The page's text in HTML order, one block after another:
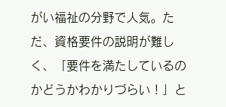
がい福祉の分野で人気。た
だ、資格要件の説明が難し
く、「要件を満たしているの
かどうかわかりづらい！」と